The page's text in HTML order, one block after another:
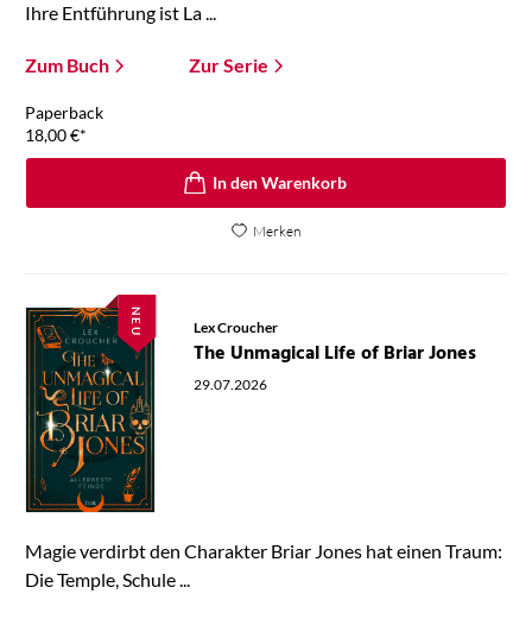
Ihre Entführung ist La ...
Zum Buch Zur Serie
Paperback
18,00€*
In den Warenkorb
Merken
NEU Lex Croucher
The Unmagical Life of Briar Jones
29.07.2026
Magie verdirbt den Charakter Briar Jones hat einen Traum:
Die Temple, Schule ...